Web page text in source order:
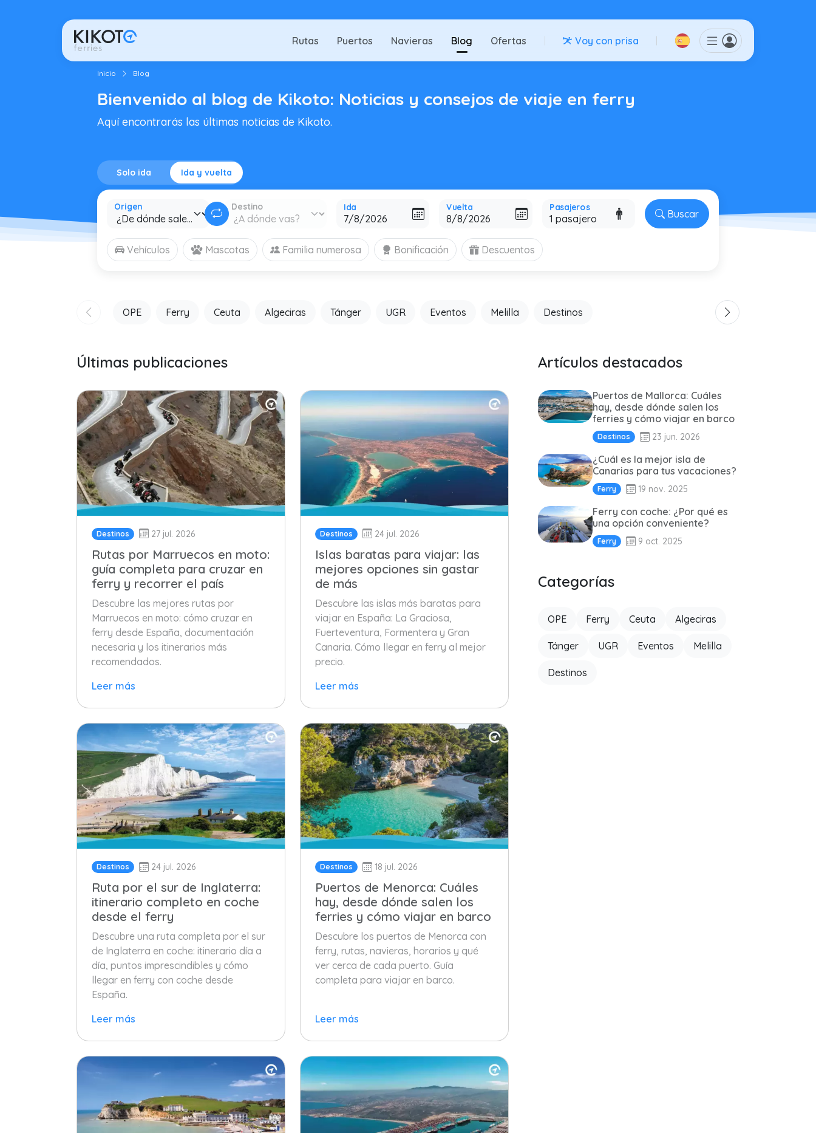
Rutas Puertos Navieras Blog Ofertas Voy con prisa
Solo ida Ida y vuelta
Origen Destino Ida Vuelta Pasajeros
Buscar
Vehículos Mascotas Familia numerosa Bonificación Descuentos
Inicio Blog
Bienvenido al blog de Kikoto: Noticias y consejos de viaje en ferry
Aquí encontrarás las últimas noticias de Kikoto.
OPE Ferry Ceuta Algeciras Tánger UGR Eventos Melilla Destinos
Últimas publicaciones
Destinos 27 jul. 2026
Rutas por Marruecos en moto:
guía completa para cruzar en
ferry y recorrer el país
Descubre las mejores rutas por
Marruecos en moto: cómo cruzar en
ferry desde España, documentación
necesaria y los itinerarios más
recomendados.
Leer más
Destinos 24 jul. 2026
Islas baratas para viajar: las
mejores opciones sin gastar
de más
Descubre las islas más baratas para
viajar en España: La Graciosa,
Fuerteventura, Formentera y Gran
Canaria. Cómo llegar en ferry al mejor
precio.
Leer más
Destinos 24 jul. 2026
Ruta por el sur de Inglaterra:
itinerario completo en coche
desde el ferry
Descubre una ruta completa por el sur
de Inglaterra en coche: itinerario día a
día, puntos imprescindibles y cómo
llegar en ferry con coche desde
España.
Leer más
Destinos 18 jul. 2026
Puertos de Menorca: Cuáles
hay, desde dónde salen los
ferries y cómo viajar en barco
Descubre los puertos de Menorca con
ferry, rutas, navieras, horarios y qué
ver cerca de cada puerto. Guía
completa para viajar en barco.
Leer más
Artículos destacados
Puertos de Mallorca: Cuáles
hay, desde dónde salen los
ferries y cómo viajar en barco
Destinos 23 jun. 2026
¿Cuál es la mejor isla de
Canarias para tus vacaciones?
Ferry 19 nov. 2025
Ferry con coche: ¿Por qué es
una opción conveniente?
Ferry 9 oct. 2025
Categorías
OPE Ferry Ceuta Algeciras
Tánger UGR Eventos Melilla
Destinos